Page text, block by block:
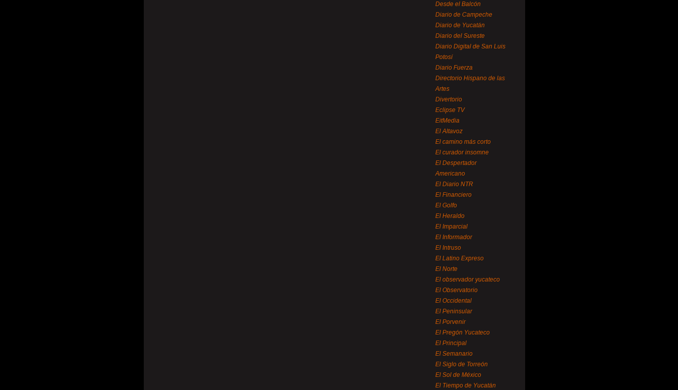
Desde el Balcón
Diario de Campeche
Diario de Yucatán
Diario del Sureste
Diario Digital de San Luis
Potosí
Diario Fuerza
Directorio Hispano de las
Artes
Divertorio
Eclipse TV
EitMedia
El Altavoz
El camino más corto
El curador insomne
El Despertador
Americano
El Diario NTR
El Financiero
El Golfo
El Heraldo
El Imparcial
El Informador
El Intruso
El Latino Expreso
El Norte
El observador yucateco
El Observatorio
El Occidental
El Peninsular
El Porvenir
El Pregón Yucateco
El Principal
El Semanario
El Siglo de Torreón
El Sol de México
El Tiempo de Yucatán